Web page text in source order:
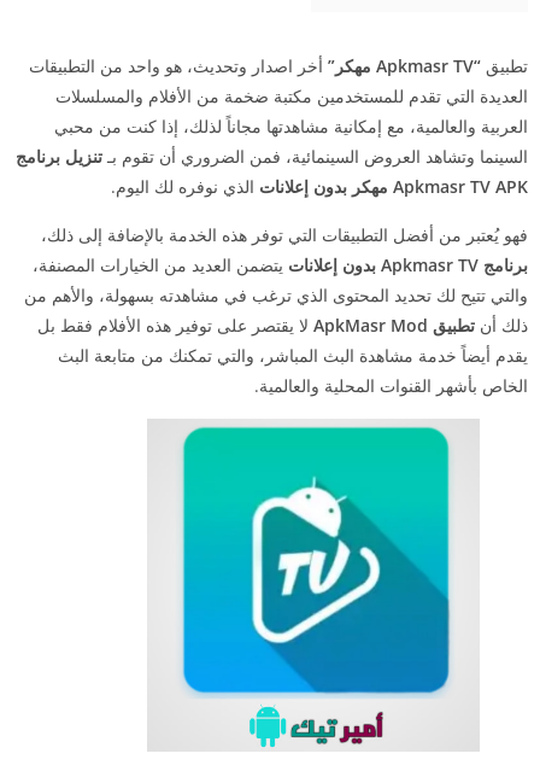
تطبيق “Apkmasr TV مهكر”
أخر اصدار وتحديث، هو واحد من التطبيقات
العديدة التي تقدم للمستخدمين مكتبة ضخمة من الأفلام والمسلسلات
العربية والعالمية، مع إمكانية مشاهدتها مجاناً لذلك، إذا كنت من محبي
السينما وتشاهد العروض السينمائية، فمن الضروري أن تقوم بـ تنزيل برنامج
Apkmasr TV APK مهكر بدون إعلانات
الذي نوفره لك اليوم.
فهو يُعتبر من أفضل التطبيقات التي توفر هذه الخدمة بالإضافة إلى ذلك،
برنامج Apkmasr TV بدون إعلانات
يتضمن العديد من الخيارات المصنفة،
والتي تتيح لك تحديد المحتوى الذي ترغب في مشاهدته بسهولة، والأهم من
ذلك أن تطبيق ApkMasr Mod
لا يقتصر على توفير هذه الأفلام فقط بل
يقدم أيضاً خدمة مشاهدة البث المباشر، والتي تمكنك من متابعة البث
الخاص بأشهر القنوات المحلية والعالمية.